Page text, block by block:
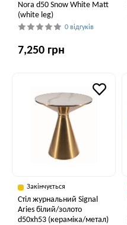
Nora d50 Snow White Matt
(white leg)
0 відгуків
7,250 грн
Закінчується
Стіл журнальний Signal
Aries білий/золото
d50хh53 (кераміка/метал)